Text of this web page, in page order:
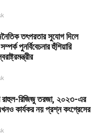
তৎপরতার সুযোগ দিলে
পুনর্বিবেচনার হুঁশিয়ারি
রাহুল-রিজিজু তরজা, ২০২৩-এর
কার্যকর নয় প্রশ্ন কংগ্রেসের